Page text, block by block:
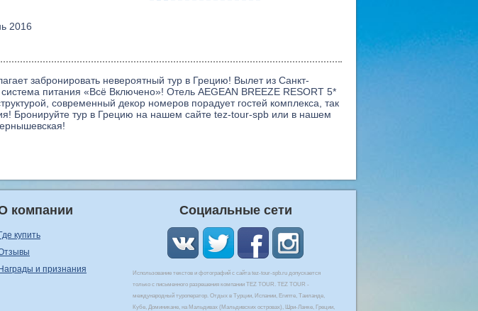
2016
забронировать невероятный тур в Грецию! Вылет из Санкт-
система питания «Всё Включено»! Отель AEGEAN BREEZE RESORT 5*
современный декор номеров порадует гостей комплекса, так
Бронируйте тур в Грецию на нашем сайте tez-tour-spb или в нашем
компании
Где купить
Награды и признания
Социальные сети
Использование текстов и фотографий с сайта tez-tour-spb.ru допускается
только с письменного разрешения компании TEZ TOUR. TEZ TOUR -
международный туроператор. Отдых в Турции, Испании, Египте, Таиланде,
Кубе, Доминикане, на Мальдивах (Мальдивских островах), Шри-Ланке, Греции,